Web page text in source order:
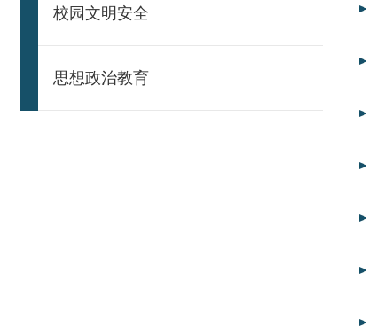
校园文明安全
思想政治教育